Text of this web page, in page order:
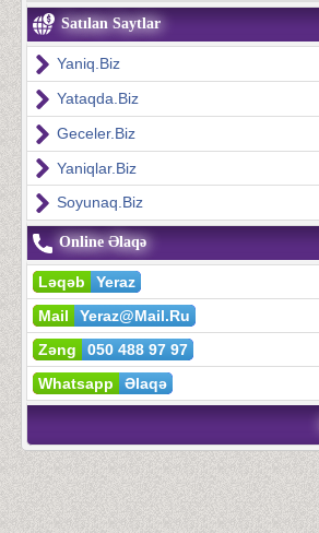
Satılan Saytlar
Yaniq.Biz
Yataqda.Biz
Geceler.Biz
Yaniqlar.Biz
Soyunaq.Biz
Online Əlaqə
Ləqəb
Yeraz
Mail
Yeraz@Mail.Ru
Zəng
050 488 97 97
Whatsapp
Əlaqə